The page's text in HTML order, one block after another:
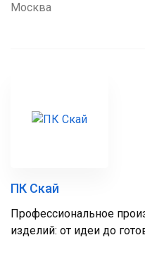
Москва
ПК Скай
Профессиональное
изделий: от идеи до